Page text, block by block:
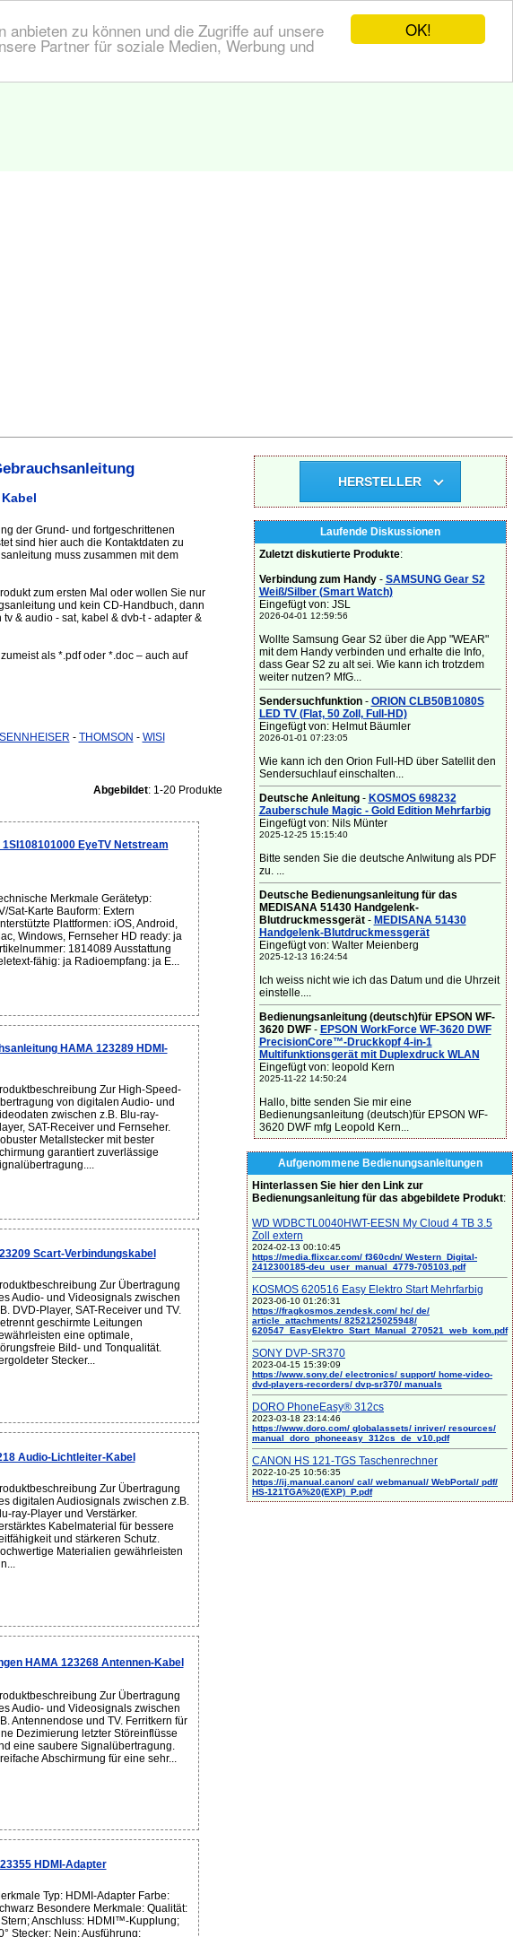
OK!
zu können und die Zugriffe auf unsere
Partner für soziale Medien, Werbung und
der Grund- und fortgeschrittenen
sind hier auch die Kontaktdaten zu
muss zusammen mit dem
zum ersten Mal oder wollen Sie nur
und kein CD-Handbuch, dann
& audio - sat, kabel & dvb-t - adapter &
als *.pdf oder *.doc – auch auf
SENNHEISER - THOMSON - WISI
Abgebildet: 1-20 Produkte
1SI108101000 EyeTV Netstream
Merkmale Gerätetyp:
Sat-Karte Bauform: Extern
Plattformen: iOS, Android,
Windows, Fernseher HD ready: ja
1814089 Ausstattung
fähig: ja Radioempfang: ja E...
HAMA 123289 HDMI-
Zur High-Speed-
von digitalen Audio- und
zwischen z.B. Blu-ray-
SAT-Receiver und Fernseher.
Metallstecker mit bester
garantiert zuverlässige
Scart-Verbindungskabel
Zur Übertragung
Audio- und Videosignals zwischen
DVD-Player, SAT-Receiver und TV.
geschirmte Leitungen
eine optimale,
Bild- und Tonqualität.
Stecker...
Audio-Lichtleiter-Kabel
Zur Übertragung
digitalen Audiosignals zwischen z.B.
ray-Player und Verstärker.
Kabelmaterial für bessere
und stärkeren Schutz.
Materialien gewährleisten
HAMA 123268 Antennen-Kabel
Zur Übertragung
Audio- und Videosignals zwischen
Antennendose und TV. Ferritkern für
Dezimierung letzter Störeinflüsse
eine saubere Signalübertragung.
Abschirmung für eine sehr...
HDMI-Adapter
Typ: HDMI-Adapter Farbe:
Besondere Merkmale: Qualität:
Stern; Anschluss: HDMI™-Kupplung;
Stecker: Nein; Ausführung:
HERSTELLER
Laufende Diskussionen
Zuletzt diskutierte Produkte:
Verbindung zum Handy- SAMSUNG Gear S2
Weiß/Silber (Smart Watch)
Eingefügt von: JSL
2026-04-01 12:59:56
Wollte Samsung Gear S2 über die App "WEAR"
mit dem Handy verbinden und erhalte die Info,
dass Gear S2 zu alt sei. Wie kann ich trotzdem
weiter nutzen? MfG...
Sendersuchfunktion- ORION CLB50B1080S
LED TV (Flat, 50 Zoll, Full-HD)
Eingefügt von: Helmut Bäumler
2026-01-01 07:23:05
Wie kann ich den Orion Full-HD über Satellit den
Sendersuchlauf einschalten...
Deutsche Anleitung- KOSMOS 698232
Zauberschule Magic - Gold Edition Mehrfarbig
Eingefügt von: Nils Münter
2025-12-25 15:15:40
Bitte senden Sie die deutsche Anlwitung als PDF
zu. ...
Deutsche Bedienungsanleitung für das
MEDISANA 51430 Handgelenk-
Blutdruckmessgerät- MEDISANA 51430
Handgelenk-Blutdruckmessgerät
Eingefügt von: Walter Meienberg
2025-12-13 16:24:54
Ich weiss nicht wie ich das Datum und die Uhrzeit
einstelle....
Bedienungsanleitung (deutsch)für EPSON WF-
3620 DWF- EPSON WorkForce WF-3620 DWF
PrecisionCore™-Druckkopf 4-in-1
Multifunktionsgerät mit Duplexdruck WLAN
Eingefügt von: leopold Kern
2025-11-22 14:50:24
Hallo, bitte senden Sie mir eine
Bedienungsanleitung (deutsch)für EPSON WF-
3620 DWF mfg Leopold Kern...
Aufgenommene Bedienungsanleitungen
Hinterlassen Sie hier den Link zur
Bedienungsanleitung für das abgebildete Produkt:
WD WDBCTL0040HWT-EESN My Cloud 4 TB 3.5
Zoll extern
2024-02-13 00:10:45
https://media.flixcar.com/ f360cdn/ Western_Digital-
2412300185-deu_user_manual_4779-705103.pdf
KOSMOS 620516 Easy Elektro Start Mehrfarbig
2023-06-10 01:26:31
https://fragkosmos.zendesk.com/ hc/ de/
article_attachments/ 8252125025948/
620547_EasyElektro_Start_Manual_270521_web_kom.pdf
SONY DVP-SR370
2023-04-15 15:39:09
https://www.sony.de/ electronics/ support/ home-video-
dvd-players-recorders/ dvp-sr370/ manuals
DORO PhoneEasy® 312cs
2023-03-18 23:14:46
https://www.doro.com/ globalassets/ inriver/ resources/
manual_doro_phoneeasy_312cs_de_v10.pdf
CANON HS 121-TGS Taschenrechner
2022-10-25 10:56:35
https://ij.manual.canon/ cal/ webmanual/ WebPortal/ pdf/
HS-121TGA%20(EXP)_P.pdf